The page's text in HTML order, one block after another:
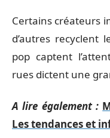
Certains créateurs
d’autres recyclent
pop captent
rues dictent une
A lire également :
Les tendances et